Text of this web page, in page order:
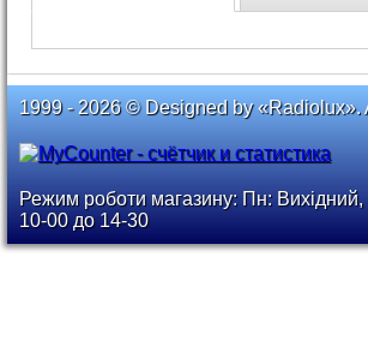
1999 - 2026 © Designed by «Radiolux».
Режим роботи магазину: Пн:
10-00 до 14-30